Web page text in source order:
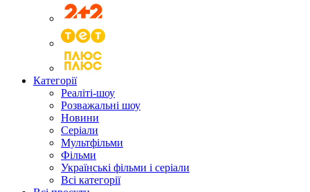
Категорії
Реаліті-шоу
Розважальні шоу
Новини
Серіали
Мультфільми
Фільми
Українські фільми і серіали
Всі категорії